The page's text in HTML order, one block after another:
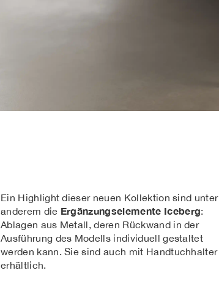
Ein Highlight dieser neuen Kollektion sind unter
anderem die Ergänzungselemente Iceberg:
Ablagen aus Metall, deren Rückwand in der
Ausführung des Modells individuell gestaltet
werden kann. Sie sind auch mit Handtuchhalter
erhältlich.